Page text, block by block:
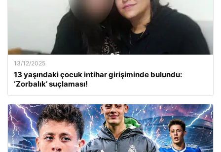
13/12/2025
13 yaşındaki çocuk intihar girişiminde bulundu:
‘Zorbalık’ suçlaması!